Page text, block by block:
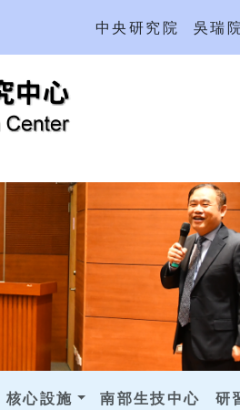
中央研究院 吳瑞
核心設施 南部生技中心 研